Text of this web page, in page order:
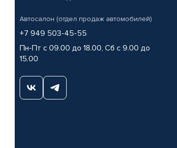
Автосалон (отдел продаж автомобилей)
+7 949 503-45-55
Пн-Пт с 09.00 до 18.00, Сб с 9.00 до
15.00